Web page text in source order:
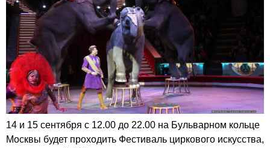
14 и 15 сентября с 12.00 до 22.00 на Бульварном кольце
Москвы будет проходить Фестиваль циркового искусства,